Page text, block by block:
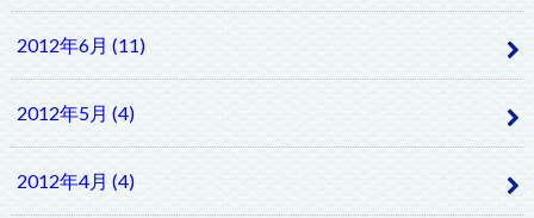
2012年6月 (11)
2012年5月 (4)
2012年4月 (4)